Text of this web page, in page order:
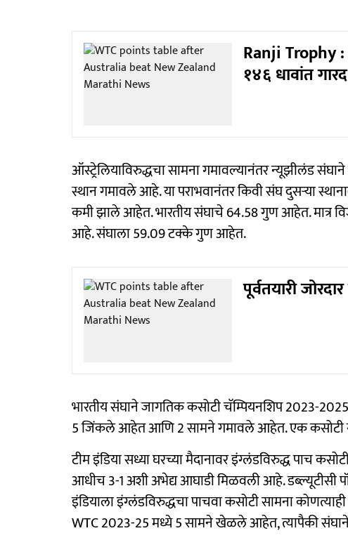
Ranji Trophy :
१४६ धावांत
ऑस्ट्रेलियाविरुद्धचा सामना गमावल्यानंतर न्यूझीलंड
स्थान गमावले आहे. या पराभवानंतर किवी संघ दुसऱ्या
कमी झाले आहेत. भारतीय संघाचे 64.58 गुण आहेत. मात्र
आहे. संघाला 59.09 टक्के गुण आहेत.
पूर्वतयारी
भारतीय संघाने जागतिक कसोटी चॅम्पियनशिप 2023-
5 जिंकले आहेत आणि 2 सामने गमावले आहेत. एक कसोटी
टीम इंडिया सध्या घरच्या मैदानावर इंग्लंडविरुद्ध पाच
आधीच 3-1 अशी अभेद्य आघाडी मिळवली आहे. डब्ल्यूटीसी
इंडियाला इंग्लंडविरुद्धचा पाचवा कसोटी सामना
WTC 2023-25 ​​मध्ये 5 सामने खेळले आहेत, त्यापैकी